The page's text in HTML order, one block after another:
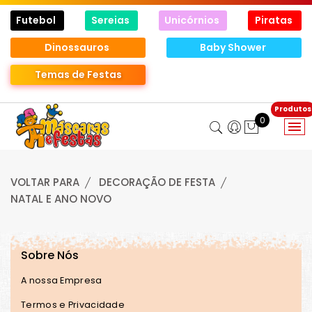
Futebol Sereias Unicórnios
Piratas
Dinossauros
Baby Shower
Temas de Festas
0
VOLTAR PARA
DECORAÇÃO DE FESTA
NATAL E ANO NOVO
Sobre Nós
A nossa Empresa
Termos e Privacidade